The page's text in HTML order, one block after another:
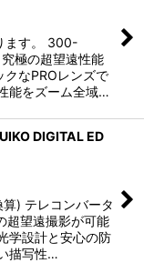
ます。 300-
極の超望遠性能
クなPROレンズで
能をズーム全域…
DIGITAL ED
) テレコンバータ
超望遠撮影が可能
学設計と安心の防
描写性…